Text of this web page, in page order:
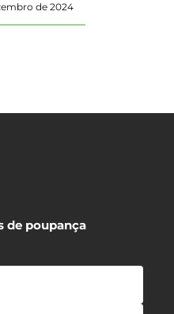
de 2024
de poupança